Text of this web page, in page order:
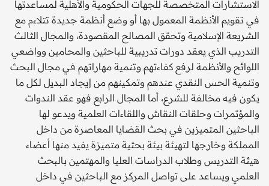
الاستشارات المتخصصة للجهات الحكومية والأهلية لمساعدتها
في تقويم الأنظمة المعمول بها أو وضع أنظمة جديدة تتلاءم مع
الشريعة الإسلامية وتحقق المصالح المقصودة، والمجال الثالث
التدريب الذي يعقد دورات تدريبية للباحثين والمحامين وواضعي
اللوائح والأنظمة لرفع كفاءتهم وتنمية مهاراتهم في مجال البحث
وتنمية الحس النقدي عندهم وتمكينهم من إيجاد البديل لكل ما
يكون فيه مخالفة للشرع، أما المجال الرابع فهو عقد الندوات
والمؤتمرات وحلقات النقاش واللقاءات العلمية ويدعو لها
الباحثين المتميزين في بحث القضايا المعاصرة من داخل
المملكة وخارجها لتهيئة بيئة بحثية متميزة يفيد منها أعضاء
هيئة التدريس وطلاب الدراسات العليا والمهتمين بالبحث
العلمي ويساعد على تواصل المركز مع الباحثين في داخل